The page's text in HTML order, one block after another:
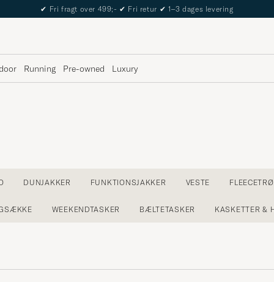
✔ Fri fragt over 499;- ✔ Fri retur ✔ 1–3 dages levering
Running Pre-owned Luxury
DUNJAKKER FUNKTIONSJAKKER VESTE
WEEKENDTASKER BÆLTETASKER KASKETTER &